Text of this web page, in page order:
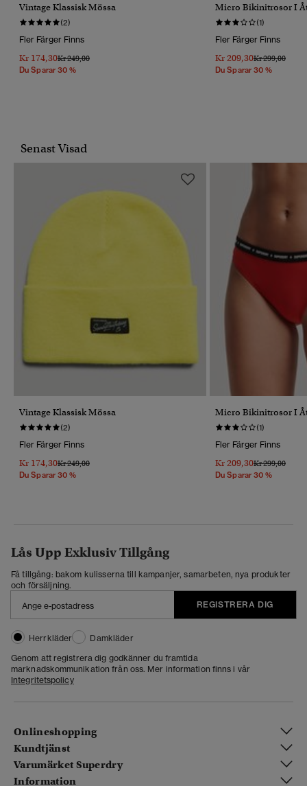
Vintage Klassisk Mössa
(2)
Fler Färger Finns
Kr 174,30Pris Reducerat Från
Kr 249,00Till
Du Sparar 30 %
Micro Bikinitrosor I
(1)
Fler Färger Finns
Kr 209,30Pris Reducerat
Kr 299,00Till
Du Sparar 30 %
Senast Visad
Vintage Klassisk Mössa
(2)
Fler Färger Finns
Kr 174,30Pris Reducerat Från
Kr 249,00Till
Du Sparar 30 %
Micro Bikinitrosor I
(1)
Fler Färger Finns
Kr 209,30Pris Reducerat
Kr 299,00Till
Du Sparar 30 %
Lås Upp Exklusiv Tillgång
Få tillgång: bakom kulisserna till kampanjer, samarbeten, nya produkter
och försäljning.
REGISTRERA DIG
Herrkläder
Damkläder
Genom att registrera dig godkänner du framtida
marknadskommunikation från oss. Mer information finns i vår
Integritetspolicy
Onlineshopping
Kundtjänst
Varumärket Superdry
Information